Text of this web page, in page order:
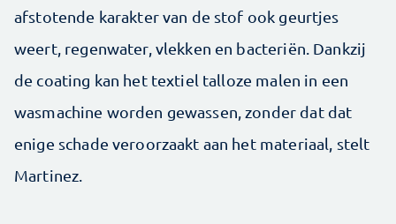
afstotende karakter van de stof ook geurtjes
weert, regenwater, vlekken en bacteriën. Dankzij
de coating kan het textiel talloze malen in een
wasmachine worden gewassen, zonder dat dat
enige schade veroorzaakt aan het materiaal, stelt
Martinez.